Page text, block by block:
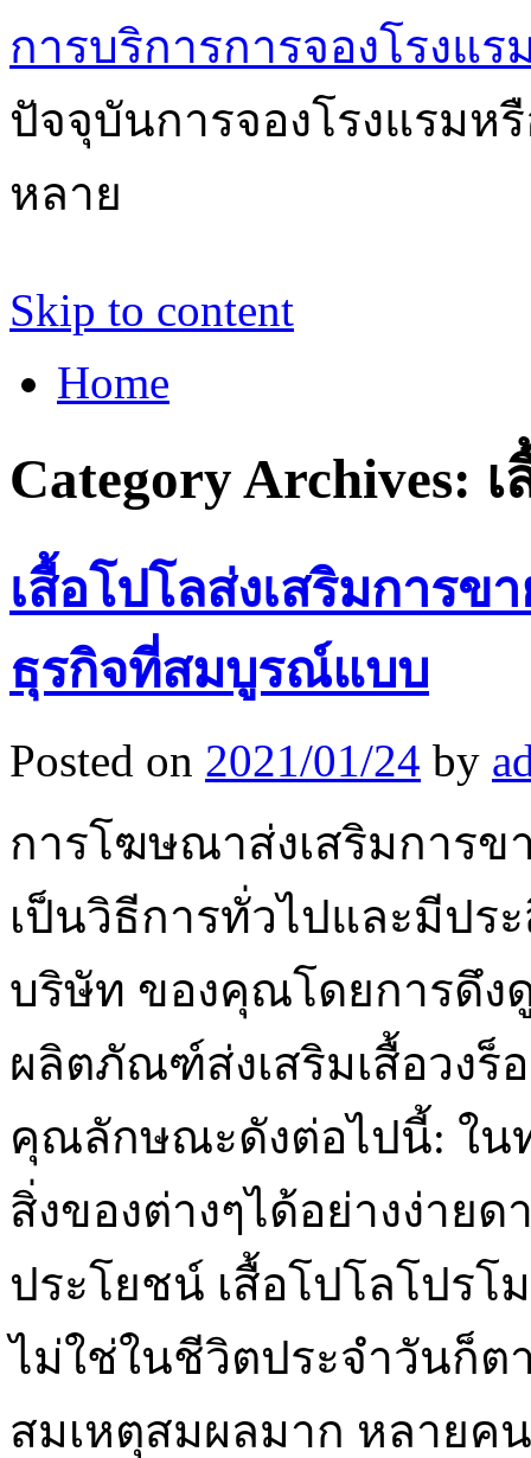
การบริการการจองโรงแ
ปัจจุบันการจองโรงแรมห
หลาย
Skip to content
Home
Category Archives:
เสื้อโปโลส่งเสริมการข
ธุรกิจที่สมบูรณ์แบบ
Posted on 2021/01/24 by
การโฆษณาส่งเสริมการ
เป็นวิธีการทั่วไปและมีป
บริษัท ของคุณโดยการดึง
ผลิตภัณฑ์ส่งเสริมเสื้อวงร็
คุณลักษณะดังต่อไปนี้: ใน
สิ่งของต่างๆได้อย่างง่าย
ประโยชน์ เสื้อโปโลโปร
ไม่ใช่ในชีวิตประจำวันก็ต
สมเหตุสมผลมาก หลายค